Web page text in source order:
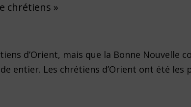
chrétiens »
d’Orient, mais que la Bonne Nouvelle
entier. Les chrétiens d’Orient ont été les